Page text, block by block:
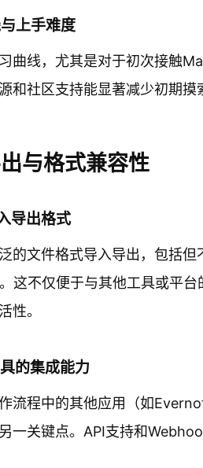
上手难度
曲线，尤其是对于初次接触
和社区支持能显著减少初期摸
与格式兼容性
导出格式
的文件格式导入导出，包括
这不仅便于与其他工具或平
性。
的集成能力
流程中的其他应用（如
一关键点。API支持和